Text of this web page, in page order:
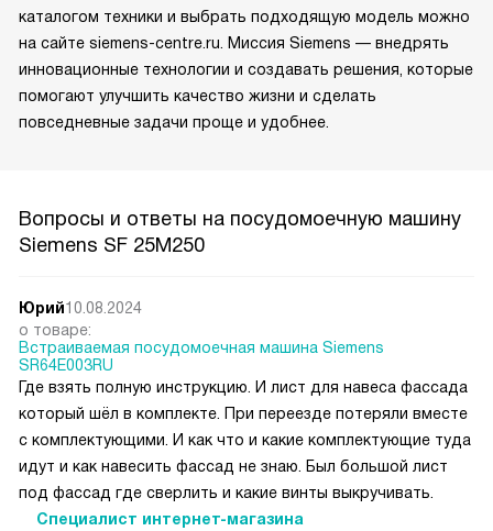
каталогом техники и выбрать подходящую модель можно
на сайте siemens-centre.ru. Миссия Siemens — внедрять
инновационные технологии и создавать решения, которые
помогают улучшить качество жизни и сделать
повседневные задачи проще и удобнее.
Вопросы и ответы на посудомоечную машину
Siemens SF 25M250
Юрий10.08.2024
о товаре:
Встраиваемая посудомоечная машина Siemens
SR64E003RU
Где взять полную инструкцию. И лист для навеса фассада
который шёл в комплекте. При переезде потеряли вместе
с комплектующими. И как что и какие комплектующие туда
идут и как навесить фассад не знаю. Был большой лист
под фассад где сверлить и какие винты выкручивать.
Специалист интернет-магазина